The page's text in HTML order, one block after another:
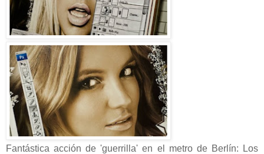
Fantástica acción de 'guerrilla' en el metro de Berlín: Los